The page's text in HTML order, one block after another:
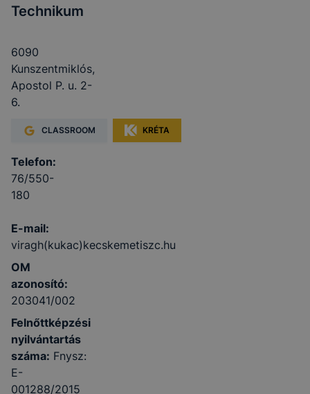
Technikum
6090
Kunszentmiklós,
Apostol P. u. 2-
6.
CLASSROOM KRÉTA
Telefon:
76/550-
180
E-mail:
viragh(kukac)kecskemetiszc.hu
OM
azonosító:
203041/002
Felnőttképzési
nyilvántartás
száma: Fnysz:
E-
001288/2015